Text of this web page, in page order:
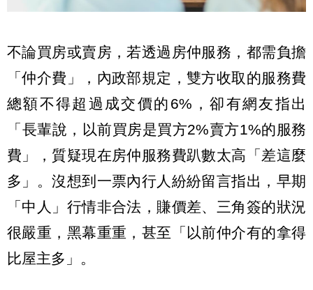
不論買房或賣房，若透過房仲服務，都需負擔
「仲介費」，內政部規定，雙方收取的服務費
總額不得超過成交價的6%，卻有網友指出
「長輩說，以前買房是買方2%賣方1%的服務
費」，質疑現在房仲服務費趴數太高「差這麼
多」。沒想到一票內行人紛紛留言指出，早期
「中人」行情非合法，賺價差、三角簽的狀況
很嚴重，黑幕重重，甚至「以前仲介有的拿得
比屋主多」。